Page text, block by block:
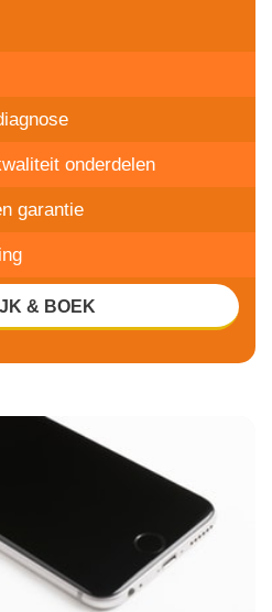
onderdelen
garantie
& BOEK